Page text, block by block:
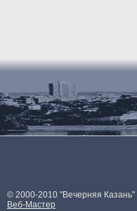
© 2000-2010 "Вечерняя Казань"
Веб-Мастер